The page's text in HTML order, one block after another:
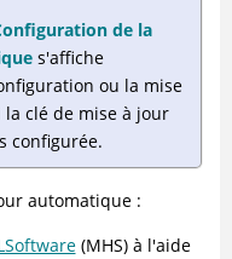
de la
s'affiche
ou la mise
clé de mise à jour
configurée.
automatique :
(MHS) à l'aide